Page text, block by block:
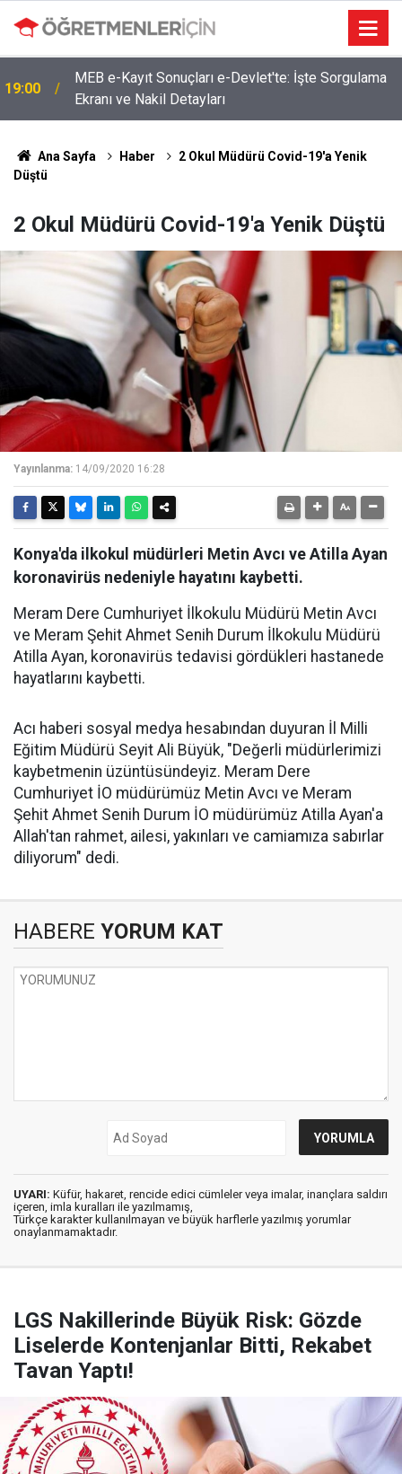
19:00
MEB e-Kayıt Sonuçları e-Devlet'te: İşte Sorgulama
Ekranı ve Nakil Detayları
Ana Sayfa Haber
2 Okul Müdürü Covid-19'a Yenik
Düştü
2 Okul Müdürü Covid-19'a Yenik Düştü
Yayınlanma: 14/09/2020 16:28
Konya'da ilkokul müdürleri Metin Avcı ve Atilla Ayan
koronavirüs nedeniyle hayatını kaybetti.
Meram Dere Cumhuriyet İlkokulu Müdürü Metin Avcı
ve Meram Şehit Ahmet Senih Durum İlkokulu Müdürü
Atilla Ayan, koronavirüs tedavisi gördükleri hastanede
hayatlarını kaybetti.
Acı haberi sosyal medya hesabından duyuran İl Milli
Eğitim Müdürü Seyit Ali Büyük, "Değerli müdürlerimizi
kaybetmenin üzüntüsündeyiz. Meram Dere
Cumhuriyet İO müdürümüz Metin Avcı ve Meram
Şehit Ahmet Senih Durum İO müdürümüz Atilla Ayan'a
Allah'tan rahmet, ailesi, yakınları ve camiamıza sabırlar
diliyorum" dedi.
HABERE YORUM KAT
UYARI: Küfür, hakaret, rencide edici cümleler veya imalar, inançlara saldırı
içeren, imla kuralları ile yazılmamış,
Türkçe karakter kullanılmayan ve büyük harflerle yazılmış yorumlar
onaylanmamaktadır.
LGS Nakillerinde Büyük Risk: Gözde
Liselerde Kontenjanlar Bitti, Rekabet
Tavan Yaptı!